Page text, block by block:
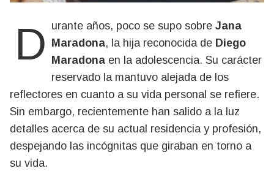
Durante años, poco se supo sobre Jana
Maradona, la hija reconocida de Diego
Maradona en la adolescencia. Su carácter
reservado la mantuvo alejada de los
reflectores en cuanto a su vida personal se refiere.
Sin embargo, recientemente han salido a la luz
detalles acerca de su actual residencia y profesión,
despejando las incógnitas que giraban en torno a
su vida.